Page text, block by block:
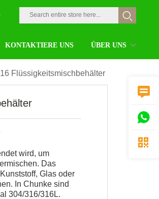
KONTAKTIERE UNS ÜBER UNS
Flüssigkeitsmischbehälter
wird, um
Das
Glas oder
In Chunke sind
304/316/316L.


